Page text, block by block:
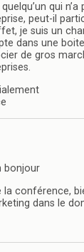
qui
peut-il
je suis un
dans une
de gros
bonjour
la conférence,
dans le